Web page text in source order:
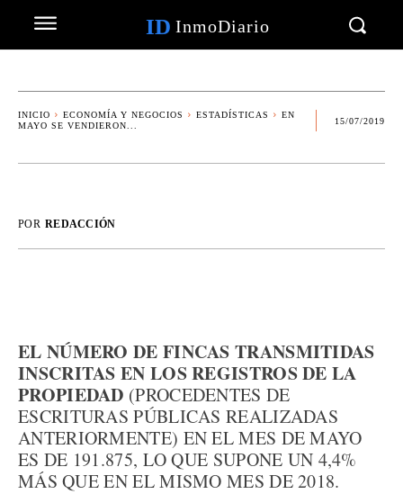
ID InmoDiario
INICIO ECONOMÍA Y NEGOCIOS ESTADÍSTICAS
EN
MAYO SE VENDIERON...
15/07/2019
POR REDACCIÓN
EL NÚMERO DE FINCAS TRANSMITIDAS
INSCRITAS EN LOS REGISTROS DE LA
PROPIEDAD (PROCEDENTES DE
ESCRITURAS PÚBLICAS REALIZADAS
ANTERIORMENTE) EN EL MES DE MAYO
ES DE 191.875, LO QUE SUPONE UN 4,4%
MÁS QUE EN EL MISMO MES DE 2018.